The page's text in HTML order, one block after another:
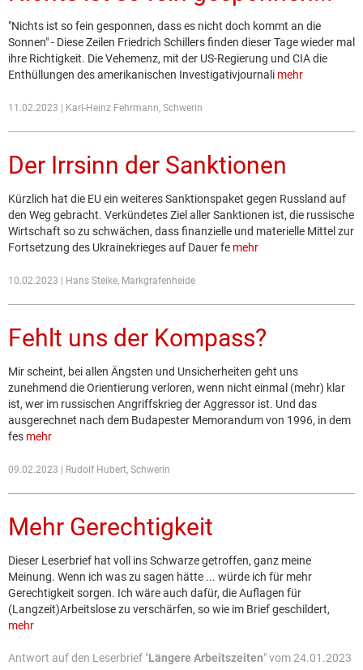
"Nichts ist so fein gesponnen, dass es nicht doch kommt an die
Sonnen" - Diese Zeilen Friedrich Schillers finden dieser Tage wieder mal
ihre Richtigkeit. Die Vehemenz, mit der US-Regierung und CIA die
Enthüllungen des amerikanischen Investigativjournali mehr
11.02.2023 | Karl-Heinz Fehrmann, Schwerin
Der Irrsinn der Sanktionen
Kürzlich hat die EU ein weiteres Sanktionspaket gegen Russland auf
den Weg gebracht. Verkündetes Ziel aller Sanktionen ist, die russische
Wirtschaft so zu schwächen, dass finanzielle und materielle Mittel zur
Fortsetzung des Ukrainekrieges auf Dauer fe mehr
10.02.2023 | Hans Steike, Markgrafenheide
Fehlt uns der Kompass?
Mir scheint, bei allen Ängsten und Unsicherheiten geht uns
zunehmend die Orientierung verloren, wenn nicht einmal (mehr) klar
ist, wer im russischen Angriffskrieg der Aggressor ist. Und das
ausgerechnet nach dem Budapester Memorandum von 1996, in dem
fes mehr
09.02.2023 | Rudolf Hubert, Schwerin
Mehr Gerechtigkeit
Dieser Leserbrief hat voll ins Schwarze getroffen, ganz meine
Meinung. Wenn ich was zu sagen hätte ... würde ich für mehr
Gerechtigkeit sorgen. Ich wäre auch dafür, die Auflagen für
(Langzeit)Arbeitslose zu verschärfen, so wie im Brief geschildert,
mehr
Antwort auf den Leserbrief "Längere Arbeitszeiten" vom 24.01.2023